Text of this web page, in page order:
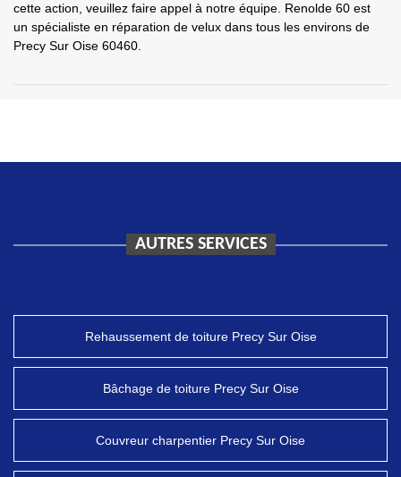
cette action, veuillez faire appel à notre équipe. Renolde 60 est
un spécialiste en réparation de velux dans tous les environs de
Precy Sur Oise 60460.
AUTRES SERVICES
Rehaussement de toiture Precy Sur Oise
Bâchage de toiture Precy Sur Oise
Couvreur charpentier Precy Sur Oise